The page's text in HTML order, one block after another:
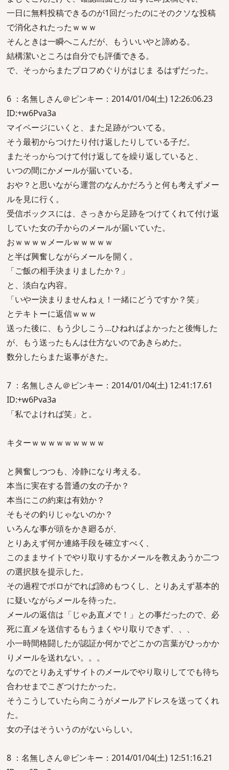
一日に無料投稿できるのが1回だったのにそのクソな投稿
で消化されたったｗｗｗ
そんときは一瞬へこんだが、もういいやと諦める。
結構潔いところは自分でも評価できる。
で、そっからまたプロフめぐりがはじま るはずだった。
6 ：名無しさん＠ピンキー：2014/01/04(土) 12:26:06.23
ID:+w6Pva3a
マイページにいくと、また足跡がついてる。
そう最初からつけたり付け返したりしている子だ。
またそっからつけて付け返してを繰り返していると、
いつの間にかメールが届いている。
おや？と思いながら運営のなんかだろうと何も考えずメー
ルを見に行く。
受信ボックスには、さっきから足跡をつけてくれて付け返
していた女の子からのメールが届いていた。
おｗｗｗｗメールｗｗｗｗｗ
と半ば興奮しながらメールを開く。
「ご飯の相手決まりましたか？」
と、淡白な内容。
「いやー決まりませんねぇ！一緒にどうですか？笑」
とテキトーに返信ｗｗｗ
送った後に、もう少しこう…ひねればよかったと後悔した
が、もう送ったもんは仕方ないのであきらめた。
数分したらまた返事がきた。
7 ：名無しさん＠ピンキー：2014/01/04(土) 12:41:17.61
ID:+w6Pva3a
「私でよければ笑」と。
キターｗｗｗｗｗｗｗｗｗ
と興奮しつつも、冷静になり考える。
本当に実在する普通の女の子か？
本当にこの約束は有効か？
そもその釣りじゃないのか？
いろんな事が頭をかき廻るが、
とりあえず何か連絡手段を確立すべく、
このままサイトでやり取りするかメールを教えあうか二つ
の選択肢を提示した。
その過程でボロがでれば諦めもつくし、とりあえず基本的
に疑いながらメールを待った。
メールの返信は「じゃあ直メで！」との事だったので、必
死に直メを送信するもうまくやり取りできず、、、
小一時間格闘したが認証か何かでどこかの言葉がひっかか
りメールを送れない。。。
なのでとりあえずサイトのメールでやり取りしてでも待ち
合わせまでこぎつけたかった。
そうこうしていたら向こうがメールアドレスを送ってくれ
た。
女の子はそういうのがないらしい。
8 ：名無しさん＠ピンキー：2014/01/04(土) 12:51:16.21